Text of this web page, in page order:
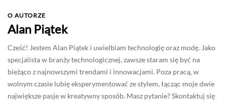
O AUTORZE
Alan Piątek
Cześć! Jestem Alan Piątek i uwielbiam technologię oraz modę. Jako
specjalista w branży technologicznej, zawsze staram się być na
bieżąco z najnowszymi trendami i innowacjami. Poza pracą, w
wolnym czasie lubię eksperymentować ze stylem, łącząc moje dwie
największe pasje w kreatywny sposób. Masz pytanie? Skontaktuj się